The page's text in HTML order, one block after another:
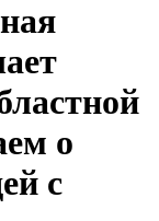
о
с